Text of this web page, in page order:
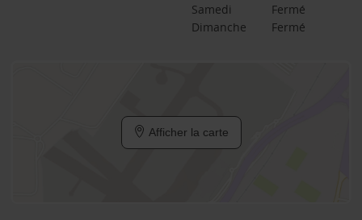
Samedi
Fermé
Dimanche
Fermé
Afficher la carte